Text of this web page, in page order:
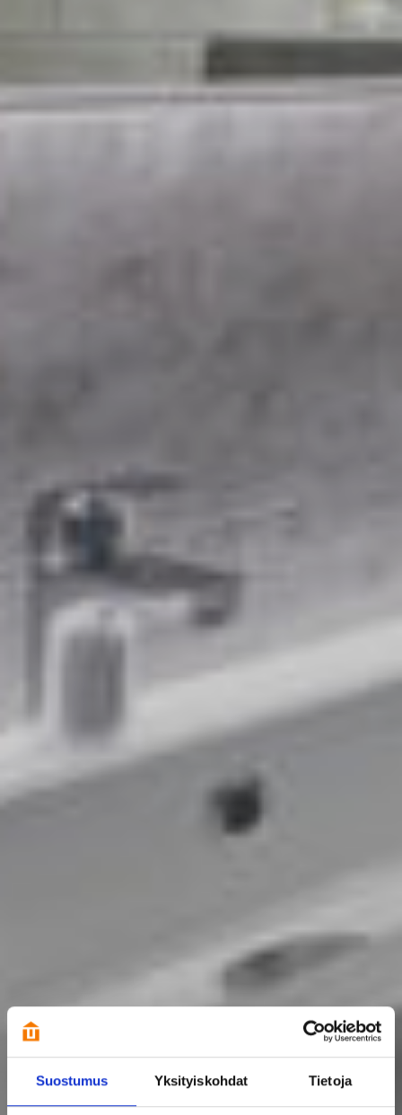
Suostumus Yksityiskohdat Tietoja